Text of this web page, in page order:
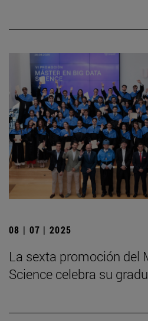
08 | 07 | 2025
La sexta promoción del
Science celebra su